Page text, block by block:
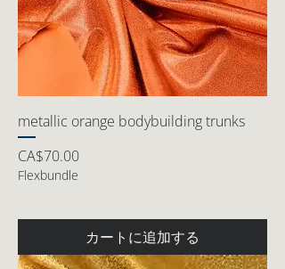
metallic orange bodybuilding trunks
価格
CA$70.00
Flexbundle
カートに追加する